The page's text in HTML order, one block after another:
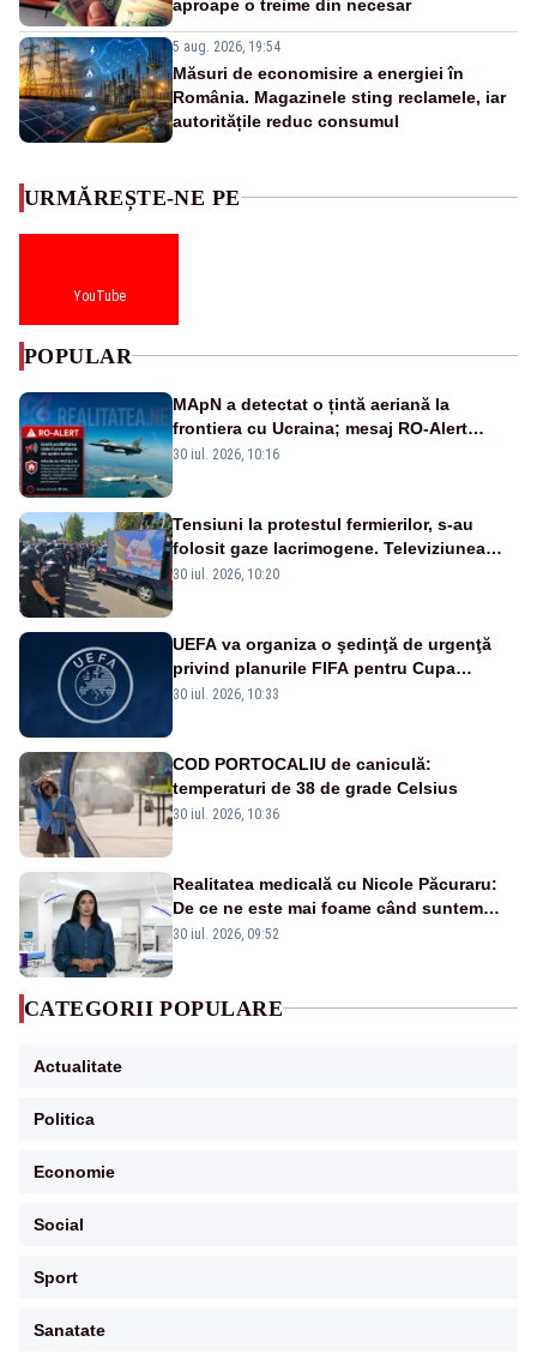
aproape o treime din necesar
5 aug. 2026, 19:54
Măsuri de economisire a energiei în
România. Magazinele sting reclamele, iar
autoritățile reduc consumul
URMĂREȘTE-NE PE
YouTube
POPULAR
MApN a detectat o țintă aeriană la
frontiera cu Ucraina; mesaj RO-Alert
transmis în județul Tulcea
30 iul. 2026, 10:16
Tensiuni la protestul fermierilor, s-au
folosit gaze lacrimogene. Televiziunea
Poporului face apel la calm – LIVE TEXT
30 iul. 2026, 10:20
UEFA va organiza o şedinţă de urgenţă
privind planurile FIFA pentru Cupa
Mondială
30 iul. 2026, 10:33
COD PORTOCALIU de caniculă:
temperaturi de 38 de grade Celsius
30 iul. 2026, 10:36
Realitatea medicală cu Nicole Păcuraru:
De ce ne este mai foame când suntem
obosiți?
30 iul. 2026, 09:52
CATEGORII POPULARE
Actualitate
Politica
Economie
Social
Sport
Sanatate